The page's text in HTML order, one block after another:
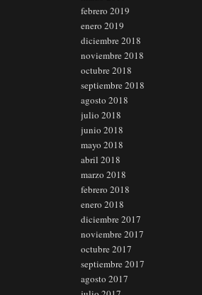
febrero 2019
enero 2019
diciembre 2018
noviembre 2018
octubre 2018
septiembre 2018
agosto 2018
julio 2018
junio 2018
mayo 2018
abril 2018
marzo 2018
febrero 2018
enero 2018
diciembre 2017
noviembre 2017
octubre 2017
septiembre 2017
agosto 2017